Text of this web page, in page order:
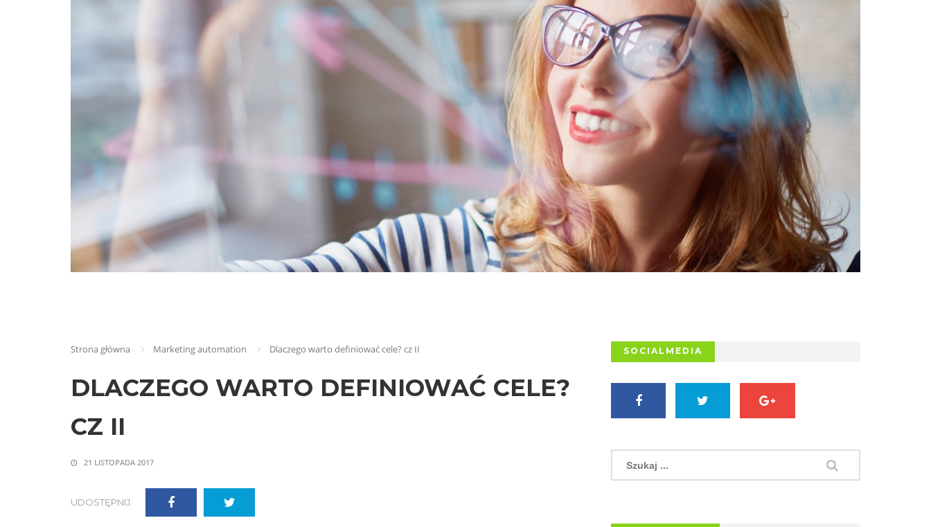
Strona główna Marketing automation Dlaczego warto definiować cele? cz II
DLACZEGO WARTO DEFINIOWAĆ CELE?
CZ II
21 LISTOPADA 2017
UDOSTĘPNIJ:
SOCIALMEDIA